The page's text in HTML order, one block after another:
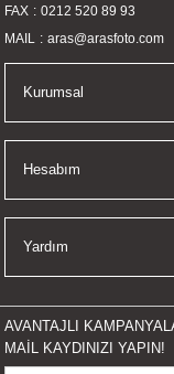
FAX
0212 520 89 93
MAIL
aras@arasfoto.com
Kurumsal
Hesabım
Yardım
AVANTAJLI
MAİL KAYDINIZI YAPIN!